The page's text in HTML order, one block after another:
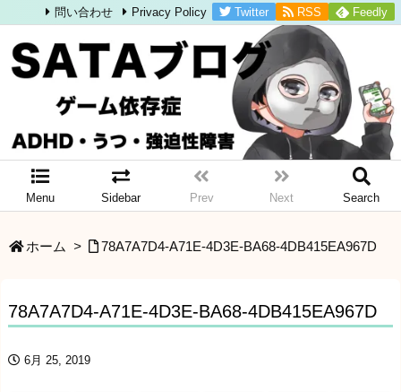
Menu Sidebar Prev Next Search
問い合わせ Privacy Policy Twitter RSS Feedly
ホーム > 78A7A7D4-A71E-4D3E-BA68-4DB415EA967D
78A7A7D4-A71E-4D3E-BA68-4DB415EA967D
6月 25, 2019